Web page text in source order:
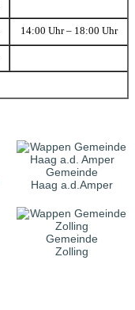
14:00 Uhr – 18:00 Uhr
Gemeinde
Haag a.d.Amper
Gemeinde
Zolling